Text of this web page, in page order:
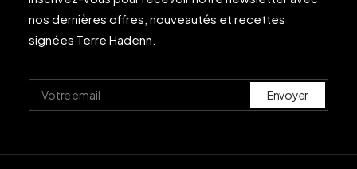
nos dernières offres, nouveautés et recettes
signées Terre Hadenn.